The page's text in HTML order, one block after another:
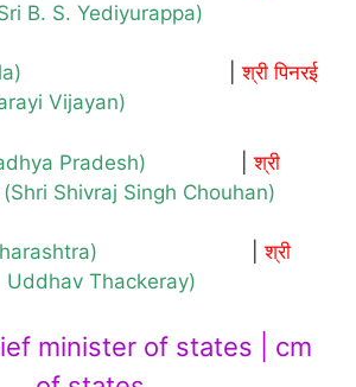
B. S. Yediyurappa)
|श्री पिनरई
Vijayan)
Pradesh) |श्री
(Shri Shivraj Singh Chouhan)
|श्री
Thackeray)
minister of states | cm